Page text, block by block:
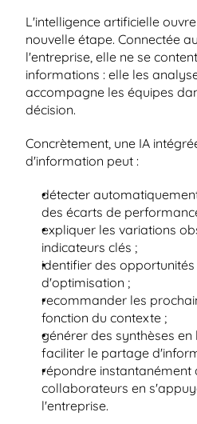
L'intelligence artificielle
nouvelle étape. Connectée
l'entreprise, elle ne se
informations : elle les
accompagne les équipes
décision.
Concrètement, une IA
d'information peut :
détecter
des écarts de
expliquer les variations
indicateurs clés ;
identifier des
d'optimisation ;
recommander les
fonction du contexte ;
générer des synthèses
faciliter le partage
répondre instantanément
collaborateurs en
l'entreprise.